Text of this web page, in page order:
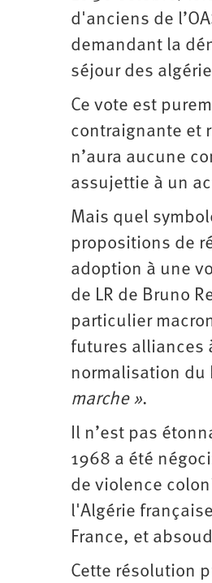
d’été
2022
d'anciens de
demandant la
séjour des
Ce vote est
contraignante et
n’aura aucune
assujettie à un
Mais quel
propositions de
adoption à une
de LR de Bruno
particulier
futures alliances
normalisation du
marche ».
Il n’est pas
1968 a été
de violence
l'Algérie
France, et
Cette résolution